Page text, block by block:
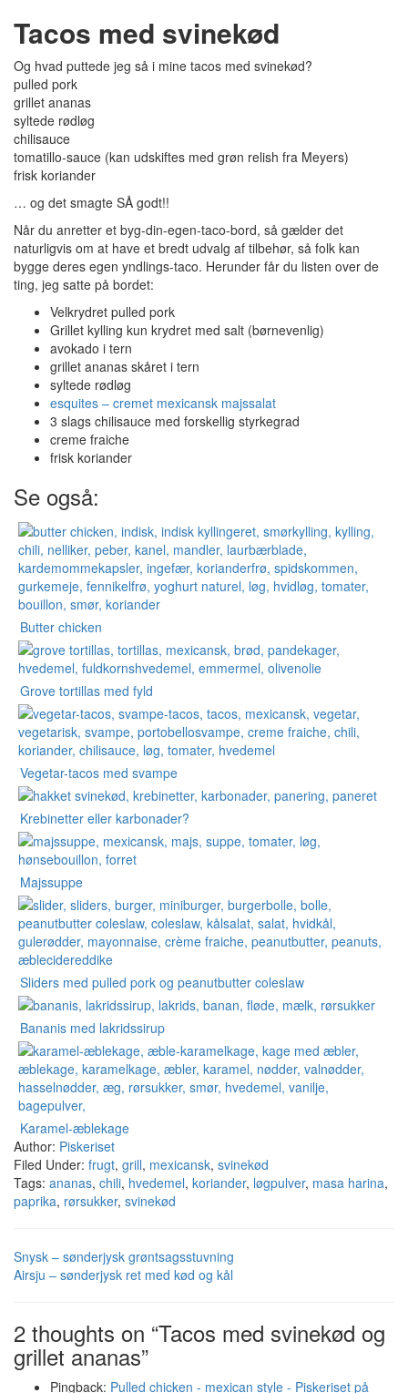
Tacos med svinekød
Og hvad puttede jeg så i mine tacos med svinekød?
pulled pork
grillet ananas
syltede rødløg
chilisauce
tomatillo-sauce (kan udskiftes med grøn relish fra Meyers)
frisk koriander
… og det smagte SÅ godt!!
Når du anretter et byg-din-egen-taco-bord, så gælder det
naturligvis om at have et bredt udvalg af tilbehør, så folk kan
bygge deres egen yndlings-taco. Herunder får du listen over de
ting, jeg satte på bordet:
Velkrydret pulled pork
Grillet kylling kun krydret med salt (børnevenlig)
avokado i tern
grillet ananas skåret i tern
syltede rødløg
esquites – cremet mexicansk majssalat
3 slags chilisauce med forskellig styrkegrad
creme fraiche
frisk koriander
Se også:
Butter chicken
Grove tortillas med fyld
Vegetar-tacos med svampe
Krebinetter eller karbonader?
Majssuppe
Sliders med pulled pork og peanutbutter coleslaw
Bananis med lakridssirup
Karamel-æblekage
Author: Piskeriset
Filed Under: frugt, grill, mexicansk, svinekød
Tags: ananas, chili, hvedemel, koriander, løgpulver, masa harina,
paprika, rørsukker, svinekød
Snysk – sønderjysk grøntsagsstuvning
Airsju – sønderjysk ret med kød og kål
2 thoughts on “Tacos med svinekød og
grillet ananas”
Pingback: Pulled chicken - mexican style - Piskeriset på